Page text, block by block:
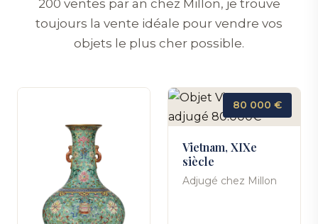
200 ventes par an chez Millon, je trouve
toujours la vente idéale pour vendre vos
objets le plus cher possible.
80 000 €
Vietnam, XIXe
siècle
Adjugé chez Millon